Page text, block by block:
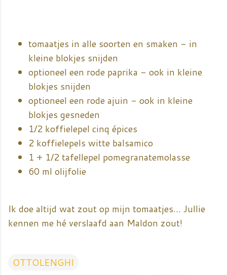
tomaatjes in alle soorten en smaken - in
kleine blokjes snijden
optioneel een rode paprika - ook in kleine
blokjes snijden
optioneel een rode ajuin - ook in kleine
blokjes gesneden
1/2 koffielepel cinq épices
2 koffielepels witte balsamico
1 + 1/2 tafellepel pomegranatemolasse
60 ml olijfolie
Ik doe altijd wat zout op mijn tomaatjes... Jullie
kennen me hé verslaafd aan Maldon zout!
OTTOLENGHI